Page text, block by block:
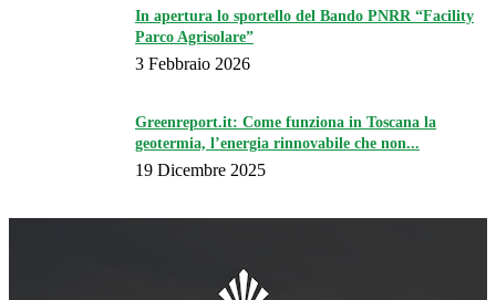
In apertura lo sportello del Bando PNRR “Facility
Parco Agrisolare”
3 Febbraio 2026
Greenreport.it: Come funziona in Toscana la
geotermia, l’energia rinnovabile che non...
19 Dicembre 2025